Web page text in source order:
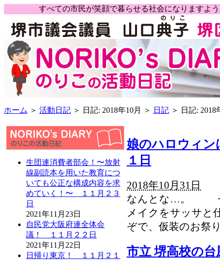
すべての市民が笑顔で暮らせる社会になります
ホーム ＞ 活動日記 ＞ 日記: 2018年10月 ＞ 日記 ＞ 日記: 2018
生団連消費者部会！〜放射
線副読本を用いた教育につ
いても公正な構成内容を求
めていく！〜 １１月２３
日
2021年11月23日
自民党大阪府連全体会
議！ １１月２２日
2021年11月22日
日帰り東京！ １１月２１
娘のハロウィ
１日
2018年10月31日
なんとな…。 ゼ
メイクをサッサと
ぞで、仮装のお祭
市立 堺高校の